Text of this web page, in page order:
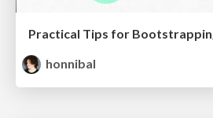
honnibal